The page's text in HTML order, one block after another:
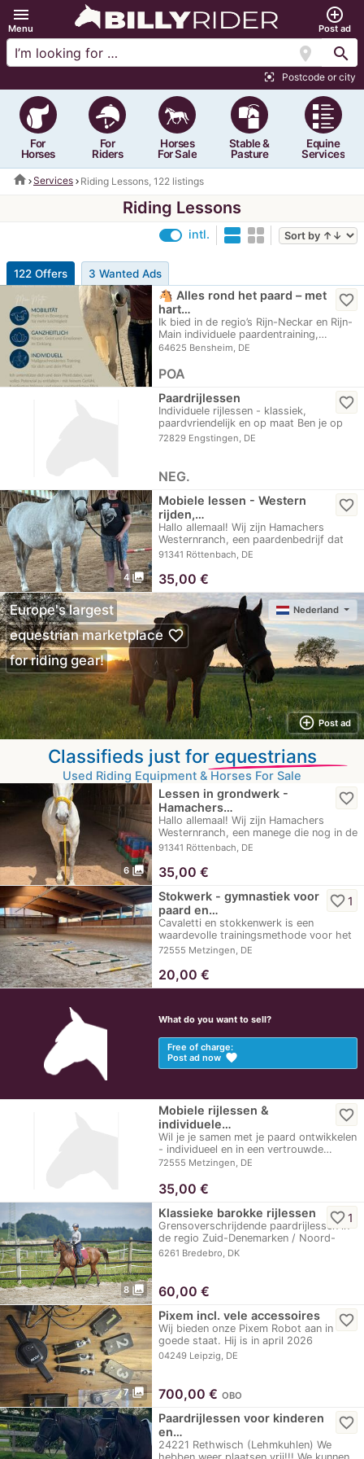
menu
Menu
add_circle_outline
Post ad
location_on search
center_focus_strong Postcode or city
For
Horses
For
Riders
Horses
For Sale
Stable &
Pasture
Equine
Services
home Services Riding Lessons, 122 listings
Riding Lessons
intl.
122 Offers 3 Wanted Ads
🐴 Alles rond het paard – met
hart…
Ik bied in de regio’s Rijn-Neckar en Rijn-
Main individuele paardentraining,…
64625 Bensheim, DE
favorite_border
POA
Paardrijlessen
Individuele rijlessen - klassiek,
paardvriendelijk en op maat Ben je op
zoek naar…
72829 Engstingen, DE
favorite_border
NEG.
4 photo_library
Mobiele lessen - Western
rijden,…
Hallo allemaal! Wij zijn Hamachers
Westernranch, een paardenbedrijf dat
nog in de…
91341 Röttenbach, DE
favorite_border
35,00 €
Nederland
Europe's largest
equestrian marketplace favorite_border
for riding gear!
add_circle_outline Post ad
Classifieds just for equestrians
Used Riding Equipment & Horses For Sale
6 photo_library
Lessen in grondwerk -
Hamachers…
Hallo allemaal! Wij zijn Hamachers
Westernranch, een manege die nog in de
opstartfase…
91341 Röttenbach, DE
favorite_border
35,00 €
Stokwerk - gymnastiek voor
paard en…
Cavaletti en stokkenwerk is een
waardevolle trainingsmethode voor het
verbeteren van…
72555 Metzingen, DE
favorite_border1
20,00 €
What do you want to sell?
Free of charge:
Post ad now favorite
Mobiele rijlessen &
individuele…
Wil je je samen met je paard ontwikkelen
- individueel en in een vertrouwde…
72555 Metzingen, DE
favorite_border
35,00 €
8 photo_library
Klassieke barokke rijlessen
Grensoverschrijdende paardrijlessen in
de regio Zuid-Denemarken / Noord-
Duitsland: Ik…
6261 Bredebro, DK
favorite_border1
60,00 €
7 photo_library
Pixem incl. vele accessoires
Wij bieden onze Pixem Robot aan in
goede staat. Hij is in april 2026
opnieuw…
04249 Leipzig, DE
favorite_border
700,00 € OBO
Paardrijlessen voor kinderen
en…
24221 Rethwisch (Lehmkuhlen) We
favorite_border